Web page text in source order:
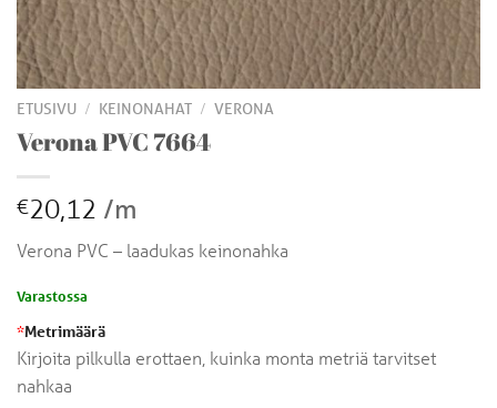
ETUSIVU / KEINONAHAT / VERONA
Verona PVC 7664
€20,12 /m
Verona PVC – laadukas keinonahka
Varastossa
*Metrimäärä
Kirjoita pilkulla erottaen, kuinka monta metriä tarvitset
nahkaa